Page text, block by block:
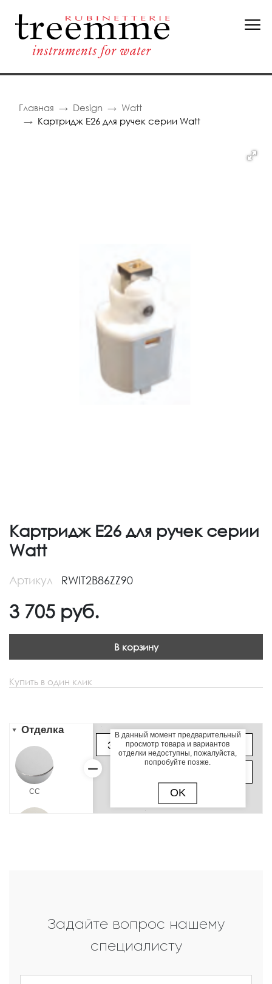
Главная Design
Watt
Картридж E26 для ручек серии Watt
Картридж E26 для ручек серии
Watt
Артикул RWIT2B86ZZ90
3 705 руб.
В корзину
Купить в один клик
Задайте вопрос нашему
специалисту